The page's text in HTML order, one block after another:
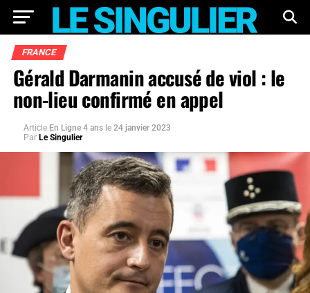
FRANCE
Gérald Darmanin accusé de viol : le
non-lieu confirmé en appel
Article En Ligne 4 ans le 24 janvier 2023
Par Le Singulier